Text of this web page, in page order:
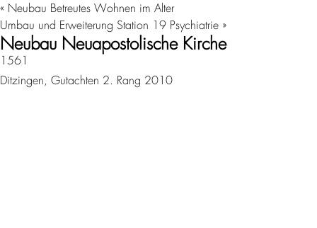
« Neubau Betreutes Wohnen im Alter
Umbau und Erweiterung Station 19 Psychiatrie »
Neubau Neuapostolische Kirche
1561
Ditzingen, Gutachten 2. Rang 2010